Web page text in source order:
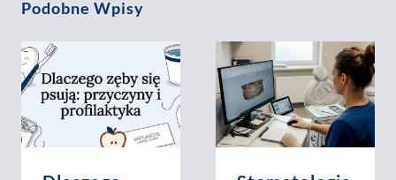
Podobne Wpisy